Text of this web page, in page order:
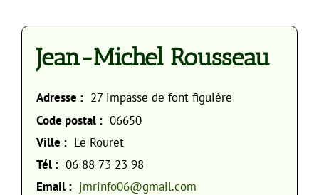
Jean-Michel Rousseau
Adresse : 27 impasse de font figuière
Code postal : 06650
Ville : Le Rouret
Tél : 06 88 73 23 98
Email : jmrinfo06@gmail.com